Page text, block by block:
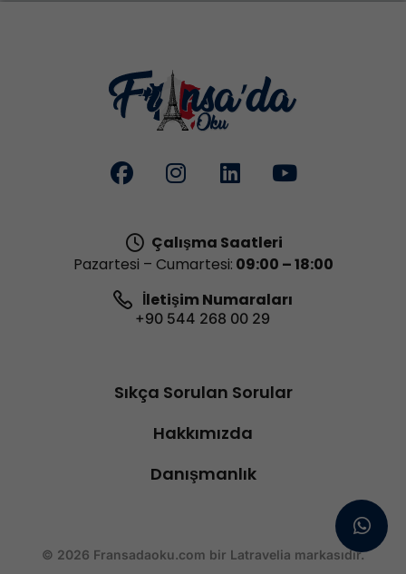
Çalışma Saatleri
Pazartesi – Cumartesi: 09:00 – 18:00
İletişim Numaraları
+90 544 268 00 29
Sıkça Sorulan Sorular
Hakkımızda
Danışmanlık
© 2026 Fransadaoku.com bir Latravelia markasıdır.